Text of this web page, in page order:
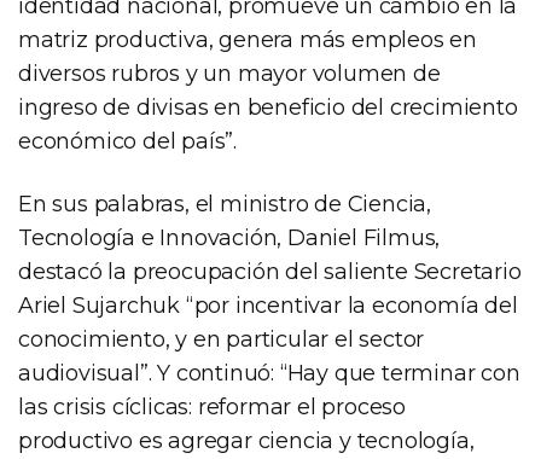
identidad nacional, promueve un cambio en la
matriz productiva, genera más empleos en
diversos rubros y un mayor volumen de
ingreso de divisas en beneficio del crecimiento
económico del país”.
En sus palabras, el ministro de Ciencia,
Tecnología e Innovación, Daniel Filmus,
destacó la preocupación del saliente Secretario
Ariel Sujarchuk “por incentivar la economía del
conocimiento, y en particular el sector
audiovisual”. Y continuó: “Hay que terminar con
las crisis cíclicas: reformar el proceso
productivo es agregar ciencia y tecnología,